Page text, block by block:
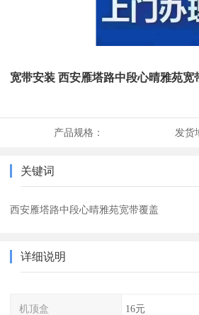
宽带安装 西安雁塔路中段心晴雅苑宽
产品规格： 发货
关键词
西安雁塔路中段心晴雅苑宽带覆盖
详细说明
机顶盒 16元